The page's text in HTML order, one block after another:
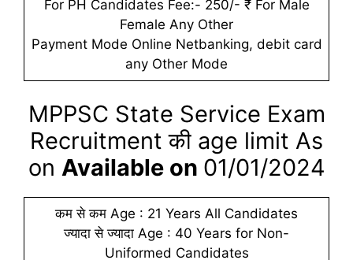
For PH Candidates Fee:- 250/- ₹ For Male
Female Any Other
Payment Mode Online Netbanking, debit card
any Other Mode
MPPSC State Service Exam
Recruitment की age limit As
on Available on 01/01/2024
कम से कम Age : 21 Years All Candidates
ज्यादा से ज्यादा Age : 40 Years for Non-
Uniformed Candidates